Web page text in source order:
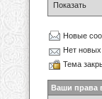
Показать
Новые
Нет
Тема
Ваши права